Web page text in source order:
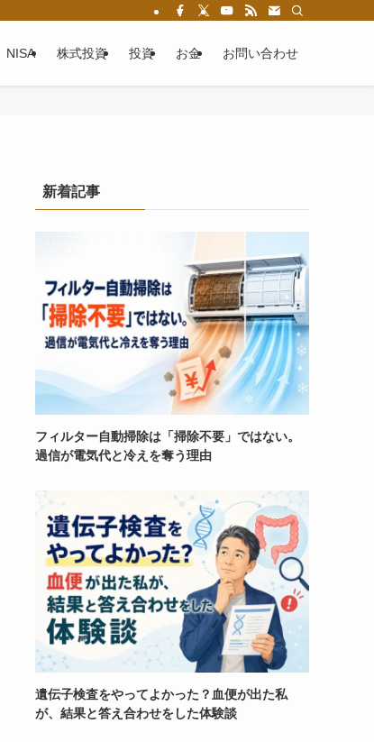
NISA 株式投資 投資 お金 お問い合わせ
新着記事
フィルター自動掃除は「掃除不要」ではない。
過信が電気代と冷えを奪う理由
遺伝子検査をやってよかった？血便が出た私
が、結果と答え合わせをした体験談